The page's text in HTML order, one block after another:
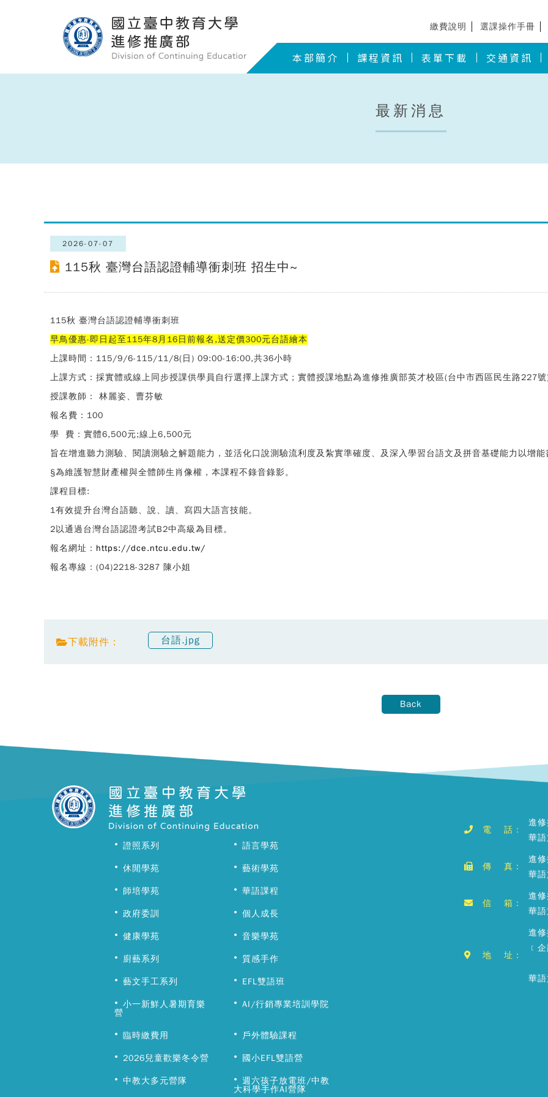
繳費說明 選課操作手冊
本部簡介 課程資訊 表單下載 交通資訊
最新消息
2026-07-07
115秋 臺灣台語認證輔導衝刺班 招生中~
115秋 臺灣台語認證輔導衝刺班
早鳥優惠-即日起至115年8月16日前報名,送定價300元台語繪本
上課時間：115/9/6-115/11/8(日) 09:00-16:00,共36小時
上課方式：採實體或線上同步授課供學員自行選擇上課方式；實體授課地點為進修推廣部英才校區(台中市西區民生路227號)
授課教師： 林麗姿、曹芬敏
報名費：100
學 費：實體6,500元;線上6,500元
旨在增進聽力測驗、閱讀測驗之解題能力，並活化口說測驗流利度及紮實準確度、及深入學習台語文及拼音基礎能力以增能
§為維護智慧財產權與全體師生肖像權，本課程不錄音錄影。
課程目標:
1有效提升台灣台語聽、說、讀、寫四大語言技能。
2以通過台灣台語認證考試B2中高級為目標。
報名網址： https://dce.ntcu.edu.tw/
報名專線：(04)2218-3287 陳小姐
下載附件： 台語.jpg
Back
證照系列 語言學苑
休閒學苑 藝術學苑
師培學苑 華語課程
政府委訓 個人成長
健康學苑 音樂學苑
廚藝系列 質感手作
藝文手工系列 EFL雙語班
小一新鮮人暑期育樂
營
AI/行銷專業培訓學院
臨時繳費用 戶外體驗課程
2026兒童歡樂冬令營 國小EFL雙語營
中教大多元營隊
週六孩子放電班/中教
大科學手作AI營隊
電 話：
進
華
傳 真：
進
華
信 箱：
進
華
地 址：
進
﹝
華